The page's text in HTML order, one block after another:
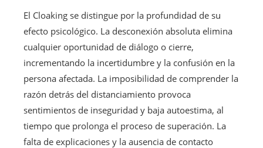
El Cloaking se distingue por la profundidad de su
efecto psicológico. La desconexión absoluta elimina
cualquier oportunidad de diálogo o cierre,
incrementando la incertidumbre y la confusión en la
persona afectada. La imposibilidad de comprender la
razón detrás del distanciamiento provoca
sentimientos de inseguridad y baja autoestima, al
tiempo que prolonga el proceso de superación. La
falta de explicaciones y la ausencia de contacto